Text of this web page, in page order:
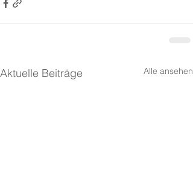
Aktuelle Beiträge Alle ansehen